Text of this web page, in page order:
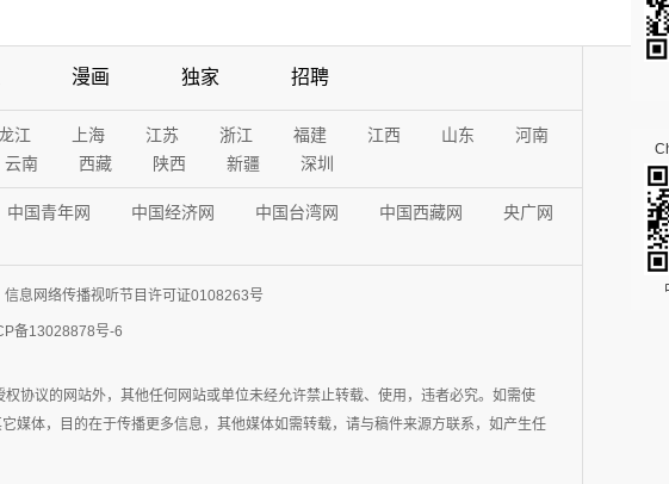
漫画 独家 招聘
江 上海 江苏 浙江 福建 江西 山东
河南
云南 西藏 陕西 新疆 深圳
中国青年网 中国经济网 中国台湾网 中国西藏网
央广网
信息网络传播视听节目许可证0108263号
备13028878号-6
协议的网站外，其他任何网站或单位未经允许禁止转载、使用，违者必究。如需使
媒体，目的在于传播更多信息，其他媒体如需转载，请与稿件来源方联系，如产生任